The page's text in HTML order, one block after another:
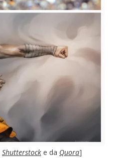
Shutterstock e da Quora]